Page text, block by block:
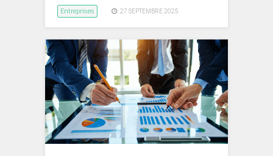
Entreprises 27 SEPTEMBRE 2025